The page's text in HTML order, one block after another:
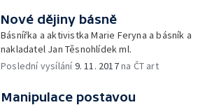
Nové dějiny básně
Básnířka a aktivistka Marie Feryna a básník a
nakladatel Jan Těsnohlídek ml.
Poslední vysílání9. 11. 2017na ČT art
Manipulace postavou